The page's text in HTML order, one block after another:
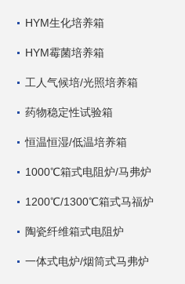
HYM生化培养箱
HYM霉菌培养箱
工人气候培/光照培养箱
药物稳定性试验箱
恒温恒湿/低温培养箱
1000℃箱式电阻炉/马弗炉
1200℃/1300℃箱式马福炉
陶瓷纤维箱式电阻炉
一体式电炉/烟筒式马弗炉